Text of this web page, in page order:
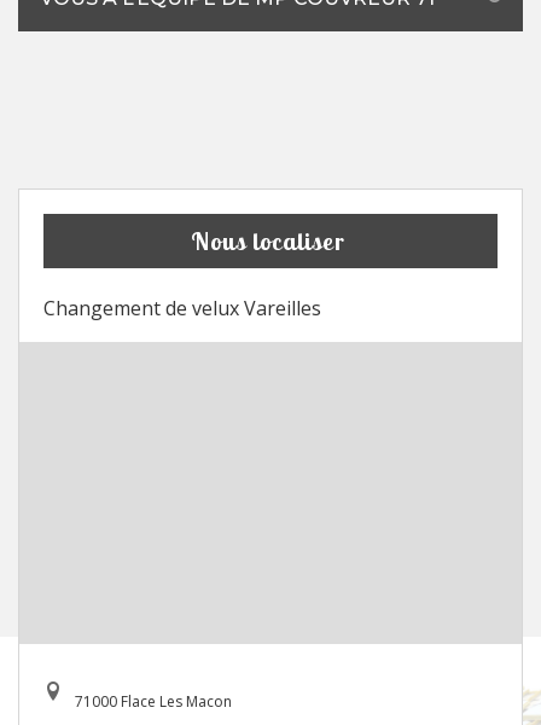
Nous localiser
Changement de velux Vareilles
71000 Flace Les Macon